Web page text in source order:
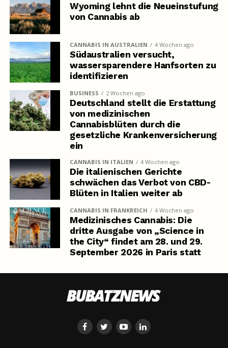
Wyoming lehnt die Neueinstufung
von Cannabis ab
CANNABIS IN AUSTRALIEN 4 Wochen ago
Südaustralien versucht,
wassersparendere Hanfsorten zu
identifizieren
BUSINESS 2 Wochen ago
Deutschland stellt die Erstattung
von medizinischen
Cannabisblüten durch die
gesetzliche Krankenversicherung
ein
CANNABIS IN ITALIEN 4 Wochen ago
Die italienischen Gerichte
schwächen das Verbot von CBD-
Blüten in Italien weiter ab
CANNABIS IN FRANKREICH 4 Wochen ago
Medizinisches Cannabis: Die
dritte Ausgabe von „Science in
the City“ findet am 28. und 29.
September 2026 in Paris statt